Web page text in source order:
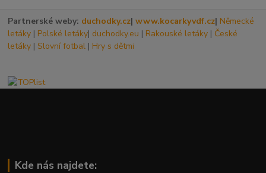
Partnerské weby: duchodky.cz|www.kocarkyvdf.cz| Německé
letáky | Polské letáky| duchodky.eu | Rakouské letáky | České
letáky | Slovní fotbal | Hry s dětmi
Kde nás najdete: